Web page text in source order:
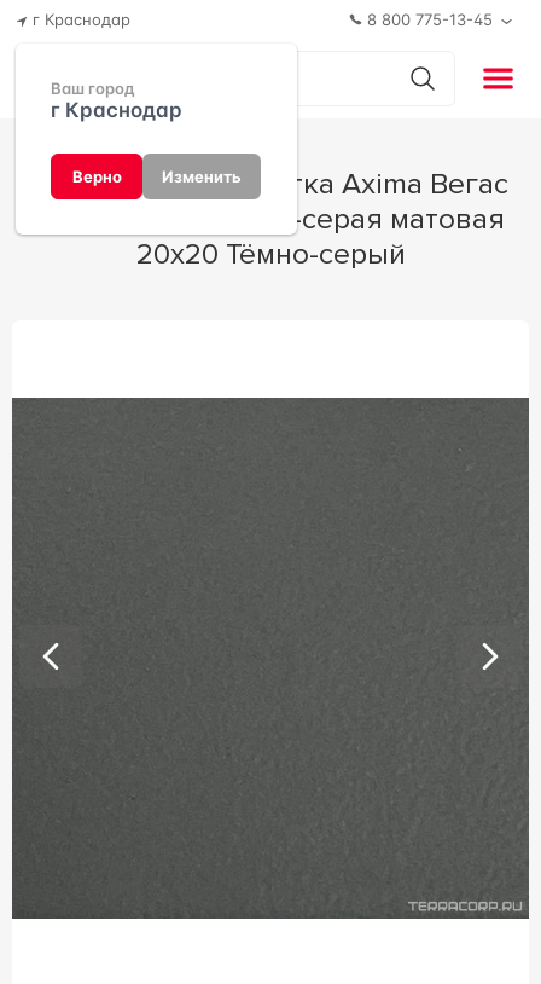
г Краснодар
Ваш город
г Краснодар
Верно Изменить
8 800 775-13-45
Плитка обл. темно-серая матовая
20x20 Тёмно-серый